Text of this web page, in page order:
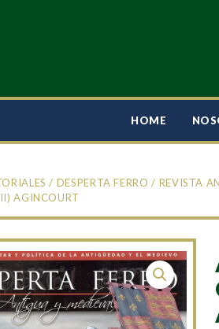
HOME
/ DESPERTA FERRO / REVISTA
AGINCOURT